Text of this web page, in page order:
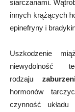
siarczanami.
innych krążących
epinefryny i
Uszkodzenie
niewydolność
rodzaju
hormonów
czynność układu